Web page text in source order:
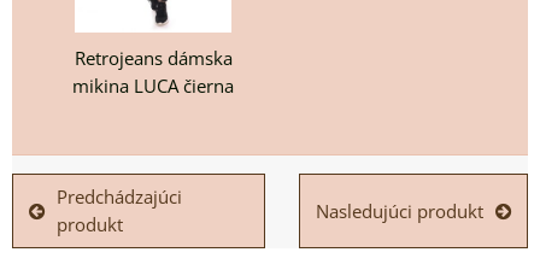
Retrojeans dámska
mikina LUCA čierna
Predchádzajúci
produkt
Nasledujúci produkt